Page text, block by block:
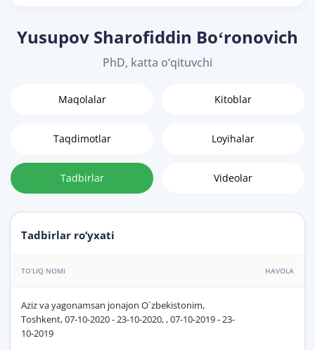
Yusupov Sharofiddin Boʻronovich
PhD, katta o‘qituvchi
Maqolalar Kitoblar
Taqdimotlar Loyihalar
Tadbirlar Videolar
Tadbirlar ro‘yxati
TO‘LIQ NOMI HAVOLA
Aziz va yagonamsan jonajon O`zbekistonim,
Toshkent, 07-10-2020 - 23-10-2020, , 07-10-2019 - 23-
10-2019